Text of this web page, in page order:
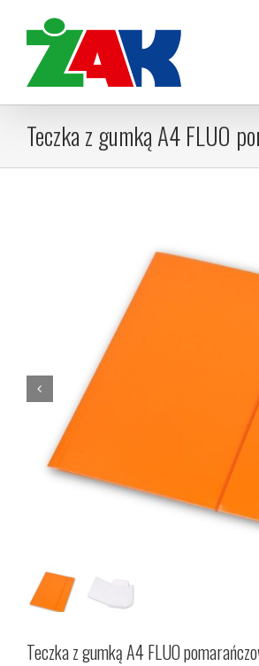
content
Teczka z gumką A4 FLUO

Teczka z gumką A4 FLUO